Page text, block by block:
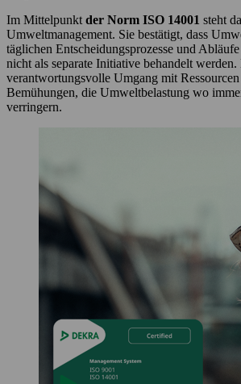
Im Mittelpunkt der Norm ISO 14001 steht
Umweltmanagement. Sie bestätigt, dass
täglichen Entscheidungsprozesse und
nicht als separate Initiative behandelt
verantwortungsvolle Umgang mit
Bemühungen, die Umweltbelastung wo
verringern.